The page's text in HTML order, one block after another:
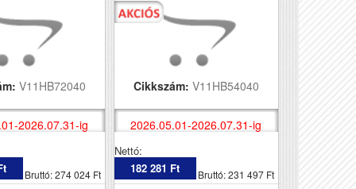
V11HB72040
2026.07.31-ig
Bruttó: 274 024 Ft
Cikkszám: V11HB54040
2026.05.01-2026.07.31-ig
Nettó:
182 281 Ft
Bruttó: 231 497 Ft